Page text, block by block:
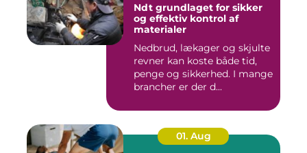
Ndt grundlaget for sikker
og effektiv kontrol af
materialer
Nedbrud, lækager og skjulte
revner kan koste både tid,
penge og sikkerhed. I mange
brancher er der d...
01. Aug